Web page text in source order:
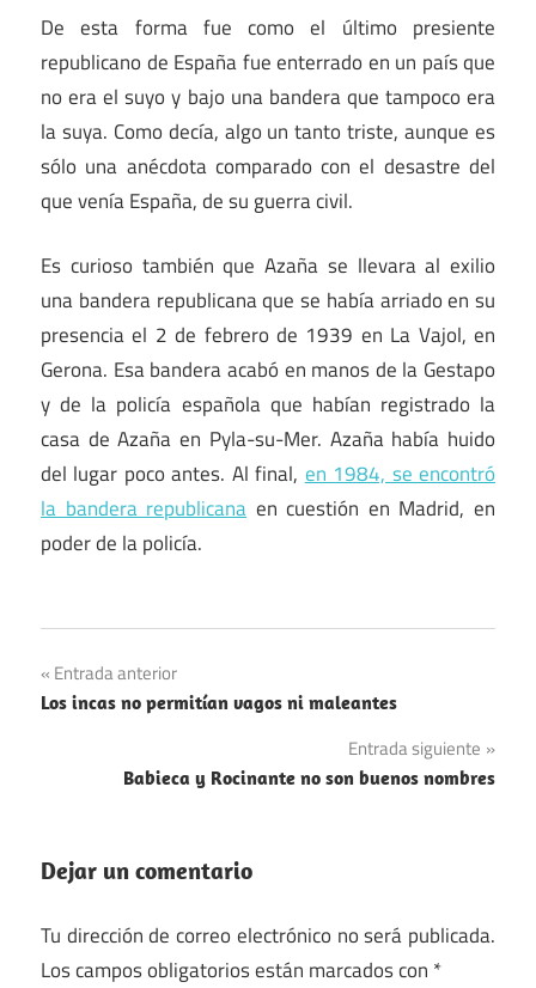
De esta forma fue como el último presiente
republicano de España fue enterrado en un país que
no era el suyo y bajo una bandera que tampoco era
la suya. Como decía, algo un tanto triste, aunque es
sólo una anécdota comparado con el desastre del
que venía España, de su guerra civil.
Es curioso también que Azaña se llevara al exilio
una bandera republicana que se había arriado en su
presencia el 2 de febrero de 1939 en La Vajol, en
Gerona. Esa bandera acabó en manos de la Gestapo
y de la policía española que habían registrado la
casa de Azaña en Pyla-su-Mer. Azaña había huido
del lugar poco antes. Al final,en 1984, se encontró
la bandera republicanaen cuestión en Madrid, en
poder de la policía.
Segunda
Navegación
de
entradas
Entrada anterior
Los incas no permitían vagos ni maleantes
Entrada siguiente
Babieca y Rocinante no son buenos nombres
Dejar un comentario
Tu dirección de correo electrónico no será publicada.
Los campos obligatorios están marcados con *